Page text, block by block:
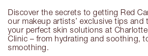
Discover the secrets to getting Red
our makeup artists’ exclusive tips and
your perfect skin solutions at
Clinic – from hydrating and soothing,
smoothing.